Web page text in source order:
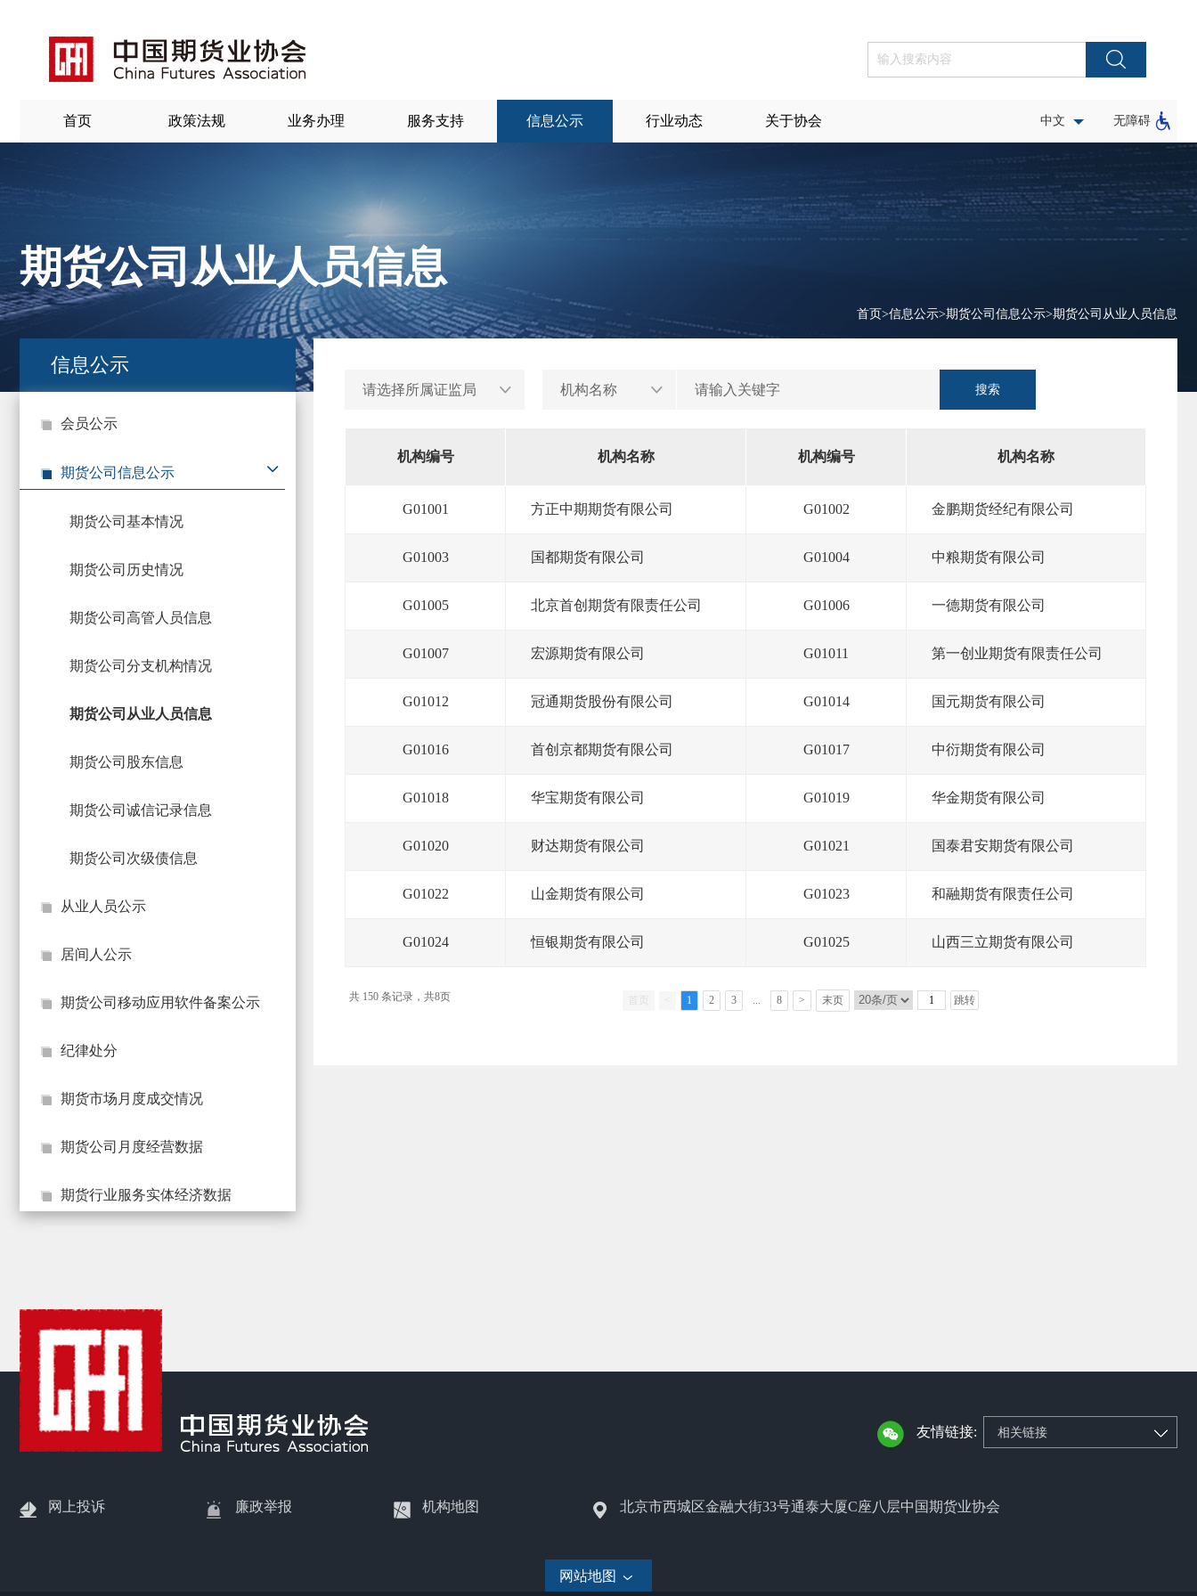
首页 政策法规 业务办理 服务支持 信息公示 行业动态 关于协会 中文 无障碍
期货公司从业人员信息
首页>信息公示>期货公司信息公示>期货公司从业人员信息
信息公示
会员公示
期货公司信息公示
期货公司基本情况
期货公司历史情况
期货公司高管人员信息
期货公司分支机构情况
期货公司从业人员信息
期货公司股东信息
期货公司诚信记录信息
期货公司次级债信息
从业人员公示
居间人公示
期货公司移动应用软件备案公示
纪律处分
期货市场月度成交情况
期货公司月度经营数据
期货行业服务实体经济数据
请选择所属证监局 机构名称 搜索
机构编号 机构名称 机构编号 机构名称
G01001 方正中期期货有限公司 G01002 金鹏期货经纪有限公司
G01003 国都期货有限公司 G01004 中粮期货有限公司
G01005 北京首创期货有限责任公司 G01006 一德期货有限公司
G01007 宏源期货有限公司 G01011 第一创业期货有限责任公司
G01012 冠通期货股份有限公司 G01014 国元期货有限公司
G01016 首创京都期货有限公司 G01017 中衍期货有限公司
G01018 华宝期货有限公司 G01019 华金期货有限公司
G01020 财达期货有限公司 G01021 国泰君安期货有限公司
G01022 山金期货有限公司 G01023 和融期货有限责任公司
G01024 恒银期货有限公司 G01025 山西三立期货有限公司
共 150 条记录，共8页 首页 1 2 3 ... 8 > 末页 跳转
友情链接: 相关链接
网上投诉 廉政举报 机构地图 北京市西城区金融大街33号通泰大厦C座八层中国期货业协会
网站地图
北
货
险
产
司
投
诉
受
理